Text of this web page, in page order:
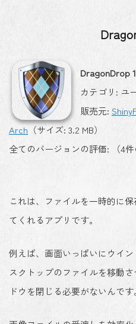
DragonDrop
カテゴリ: ユ
販売元:
Arch （サイズ: 3.2 MB）
全てのバージョンの評価: （4件
これは、ファイルを一時的に
てくれるアプリです。
例えば、画面いっぱいにウイ
スクトップのファイルを移動
ドウを閉じる必要がないんです。